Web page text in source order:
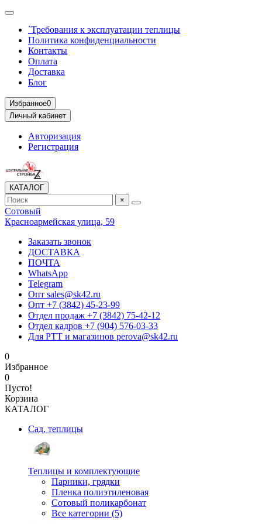
`Требования к эксплуатации теплицы
Политика конфиденциальности
Контакты
Оплата
Доставка
Блог
Избранное0
Личный кабинет
Авторизация
Регистрация
КАТАЛОГ
×
Сотовый
Красноармейская улица, 59
Заказать звонок
ДОСТАВКА
ПОЧТА
WhatsApp
Telegram
Опт sales@sk42.ru
Опт +7 (3842) 45-23-99
Отдел продаж +7 (3842) 75-42-12
Отдел кадров +7 (904) 576-03-33
Для РТТ и магазинов perova@sk42.ru
0
Избранное
0
Пусто!
Корзина
КАТАЛОГ
Сад, теплицы
Теплицы и комплектующие
Парники, грядки
Пленка полиэтиленовая
Сотовый поликарбонат
Все категории (5)